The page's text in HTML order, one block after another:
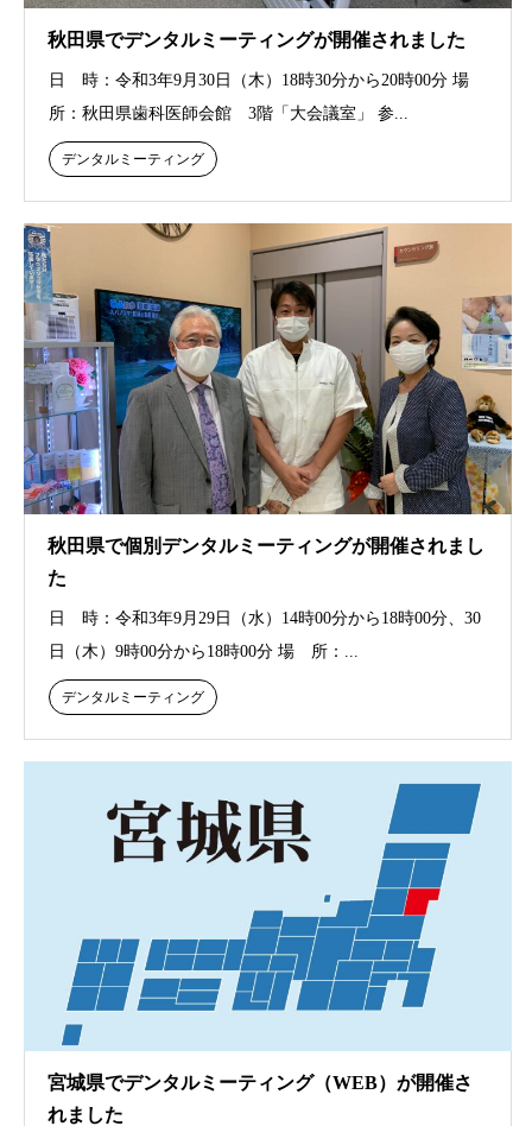
秋田県でデンタルミーティングが開催されました
日 時：令和3年9月30日（木）18時30分から20時00分 場
所：秋田県歯科医師会館 3階「大会議室」 参...
デンタルミーティング
秋田県で個別デンタルミーティングが開催されまし
た
日 時：令和3年9月29日（水）14時00分から18時00分、30
日（木）9時00分から18時00分 場 所：...
デンタルミーティング
宮城県でデンタルミーティング（WEB）が開催さ
れました